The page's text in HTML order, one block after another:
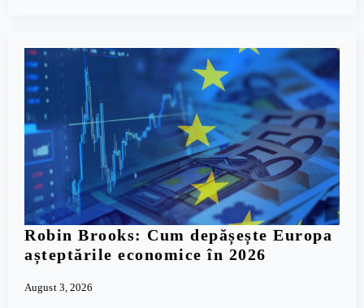
Robin Brooks: Cum depășește Europa
așteptările economice în 2026
August 3, 2026